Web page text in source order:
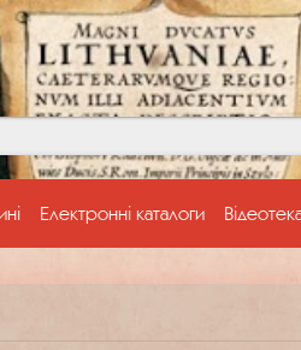
Електронні каталоги